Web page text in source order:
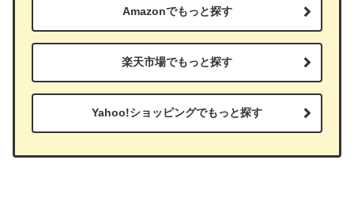
Amazonでもっと探す
楽天市場でもっと探す
Yahoo!ショッピングでもっと探す